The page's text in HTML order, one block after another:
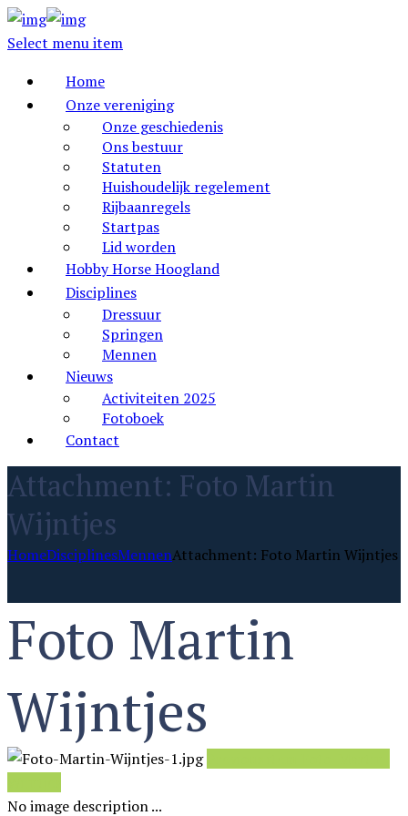
Select menu item
Home
Onze vereniging
Onze geschiedenis
Ons bestuur
Statuten
Huishoudelijk regelement
Rijbaanregels
Startpas
Lid worden
Hobby Horse Hoogland
Disciplines
Dressuur
Springen
Mennen
Nieuws
Activiteiten 2025
Fotoboek
Contact
Attachment: Foto Martin
Wijntjes
HomeDisciplinesMennenAttachment: Foto Martin Wijntjes
Foto Martin
Wijntjes
No image description ...